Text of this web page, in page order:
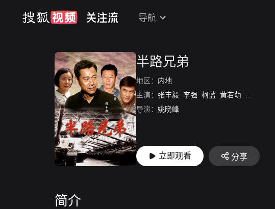
导航
半路兄弟
地区： 内地
主演： 张丰毅 李强 柯蓝 黄若萌 宗平
导演： 姚晓峰
立即观看 分享
简介